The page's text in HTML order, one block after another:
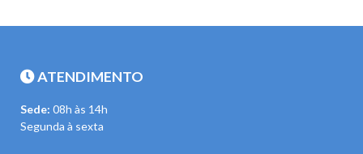
ATENDIMENTO
Sede: 08h às 14h
Segunda à sexta